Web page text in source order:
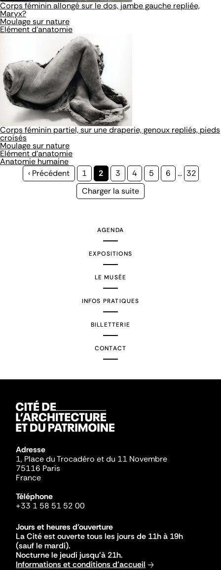
Corps féminin allongé sur le dos, jambe gauche repliée,
Maryx?
Moulage sur nature
Elément d'anatomie
Corps féminin partiel, sur une draperie, genoux repliés, pieds
croisés
Moulage sur nature
Elément d'anatomie
Anatomie humaine
Page
‹ Précédent Page
1
Page
courante
2 Page
3 Page
4 Page
5 Page
6 … Page
32
Page
Charger la suite
AGENDA
EXPOSITIONS
LE MUSÉE
INFOS PRATIQUES
BILLETTERIE
CONTACT
Adresse
1, Place du Trocadéro et du 11 Novembre
75116 Paris
France
Téléphone
+33 1 58 51 52 00
Jours et heures d'ouverture
La Cité est ouverte tous les jours de 11h à 19h
(sauf le mardi).
Nocturne le jeudi jusqu'à 21h.
Informations et conditions d'accueil